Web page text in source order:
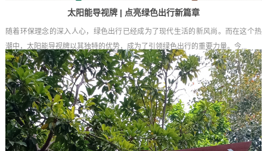
太阳能导视牌 | 点亮绿色出行新篇章
随着环保理念的深入人心，绿色出行已经成为了现代生活的新风尚。而在这个热
潮中，太阳能导视牌以其独特的优势，成为了引领绿色出行的重要力量。今...